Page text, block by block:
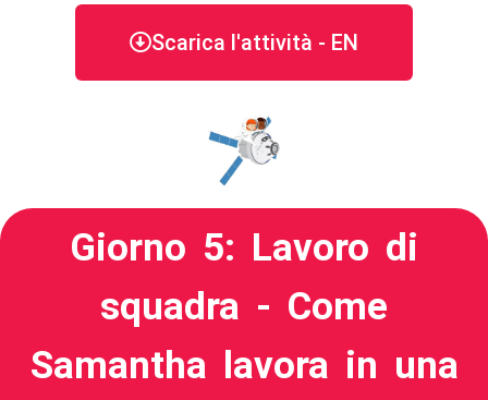
Scarica l'attività - EN
Giorno 5: Lavoro di
squadra - Come
Samantha lavora in una